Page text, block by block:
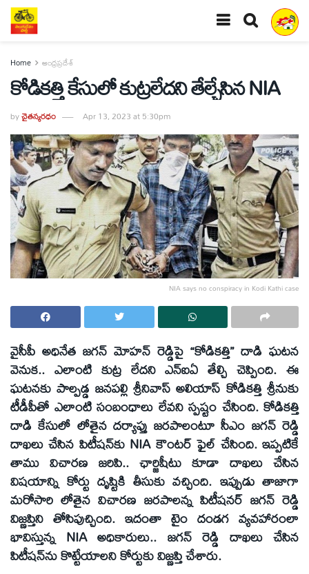
Home ఆంధ్రప్రదేశ్
కోడికత్తి కేసులో కుట్రలేదని తేల్చేసిన NIA
byచైతన్యరధం Apr 13, 2023 at 5:30pm
NIA says no conspiracy in Kodi Kathi case
వైసీపీ అధినేత జగన్ మోహన్ రెడ్డిపై “కోడికత్తి” దాడి ఘటన
వెనుక.. ఎలాంటి కుట్ర లేదని ఎన్ఐఏ తేల్చి చెప్పింది. ఈ
ఘటనకు పాల్పడ్డ జనపల్లి శ్రీనివాస్ అలియాస్ కోడికత్తి శ్రీనుకు
టీడీపీతో ఎలాంటి సంబంధాలు లేవని స్పష్టం చేసింది. కోడికత్తి
దాడి కేసులో లోతైన దర్యాప్తు జరపాలంటూ సీఎం జగన్ రెడ్డి
దాఖలు చేసిన పిటీషన్‌కు NIA కౌంటర్ ఫైల్ చేసింది. ఇప్పటికే
తాము విచారణ జరిపి.. ఛార్జిషీటు కూడా దాఖలు చేసిన
విషయాన్ని కోర్టు దృష్టికి తీసుకు వచ్చింది. ఇప్పుడు తాజాగా
మరోసారి లోతైన విచారణ జరపాలన్న పిటీషనర్ జగన్ రెడ్డి
విజ్ణప్తిని తోసిపుచ్చింది. ఇదంతా టైం దండగ వ్యవహారంలా
భావిస్తున్న NIA అధికారులు.. జగన్ రెడ్డి దాఖలు చేసిన
పిటీషన్‌ను కొట్టేయాలని కోర్టుకు విజ్ణప్తి చేశారు.